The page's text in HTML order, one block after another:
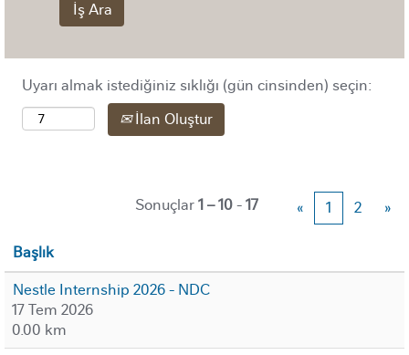
Uyarı almak istediğiniz sıklığı (gün cinsinden) seçin:
İlan Oluştur
Sonuçlar1 – 10-17 « 1 2 »
Başlık
Nestle Internship 2026 - NDC
17 Tem 2026
0.00 km